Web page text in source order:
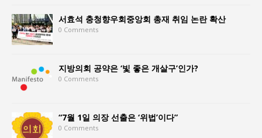
서효석 충청향우회중앙회 총재 취임 논란 확산
0 Comments
지방의회 공약은 ‘빛 좋은 개살구’인가?
0 Comments
“7월 1일 의장 선출은 ‘위법’이다”
0 Comments